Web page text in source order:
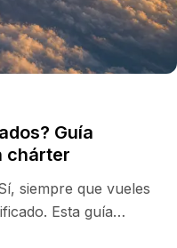
Guía
chárter
siempre que vueles
Esta guía